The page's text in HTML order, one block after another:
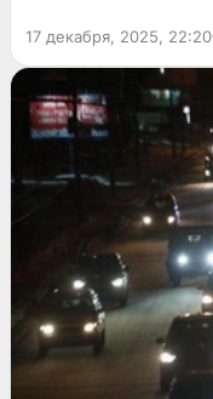
17 декабря, 2025, 22:20